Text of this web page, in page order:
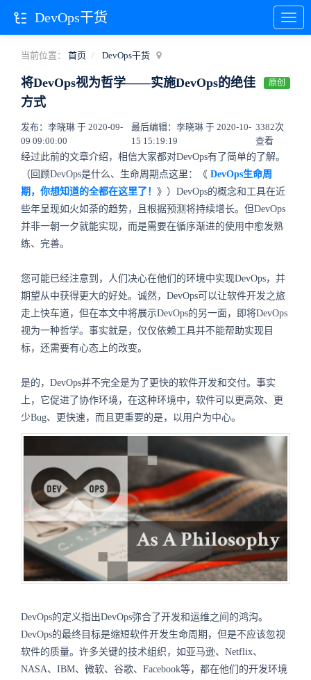
当前位置： 首页 DevOps干货
将DevOps视为哲学——实施DevOps的绝佳
方式
原创
发布：李晓琳 于 2020-09-
09 09:00:00
最后编辑：李晓琳 于 2020-10-
15 15:19:19
3382次
查看
经过此前的文章介绍，相信大家都对DevOps有了简单的了解。
（回顾DevOps是什么、生命周期点这里：《 DevOps生命周
期，你想知道的全都在这里了！ 》）DevOps的概念和工具在近
些年呈现如火如荼的趋势，且根据预测将持续增长。但DevOps
并非一朝一夕就能实现，而是需要在循序渐进的使用中愈发熟
练、完善。
您可能已经注意到，人们决心在他们的环境中实现DevOps，并
期望从中获得更大的好处。诚然，DevOps可以让软件开发之旅
走上快车道，但在本文中将展示DevOps的另一面，即将DevOps
视为一种哲学。事实就是，仅仅依赖工具并不能帮助实现目
标，还需要有心态上的改变。
是的，DevOps并不完全是为了更快的软件开发和交付。事实
上，它促进了协作环境，在这种环境中，软件可以更高效、更
少Bug、更快速，而且更重要的是，以用户为中心。
DevOps的定义指出DevOps弥合了开发和运维之间的鸿沟。
DevOps的最终目标是缩短软件开发生命周期，但是不应该忽视
软件的质量。许多关键的技术组织，如亚马逊、Netflix、
NASA、IBM、微软、谷歌、Facebook等，都在他们的开发环境
DevOps干货